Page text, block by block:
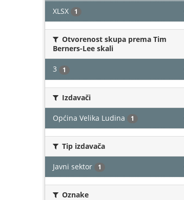
XLSX 1
Otvorenost skupa prema Tim
Berners-Lee skali
3 1
Izdavači
Općina Velika Ludina 1
Tip izdavača
Javni sektor 1
Oznake